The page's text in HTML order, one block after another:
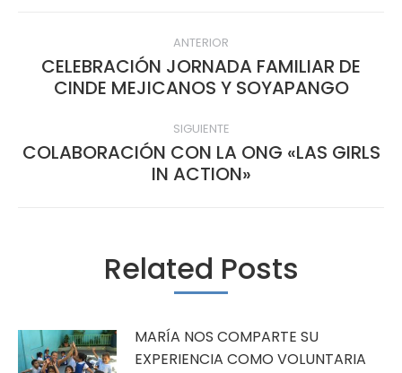
Navegación
entre
publicaciones
ANTERIOR
Publicación
anterior:
CELEBRACIÓN JORNADA FAMILIAR DE
CINDE MEJICANOS Y SOYAPANGO
SIGUIENTE
Publicación
siguiente:
COLABORACIÓN CON LA ONG «LAS GIRLS
IN ACTION»
Related Posts
MARÍA NOS COMPARTE SU
EXPERIENCIA COMO VOLUNTARIA